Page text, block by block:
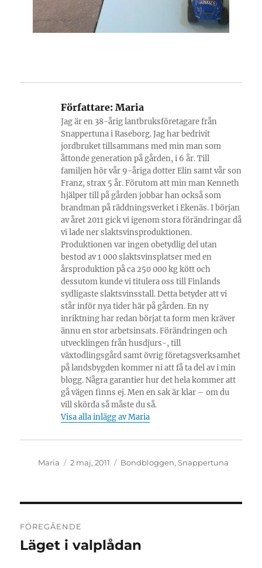
Författare: Maria
Jag är en 38-årig lantbruksföretagare från
Snappertuna i Raseborg. Jag har bedrivit
jordbruket tillsammans med min man som
åttonde generation på gården, i 6 år. Till
familjen hör vår 9-åriga dotter Elin samt vår son
Franz, strax 5 år. Förutom att min man Kenneth
hjälper till på gården jobbar han också som
brandman på räddningsverket i Ekenäs. I början
av året 2011 gick vi igenom stora förändringar då
vi lade ner slaktsvinsproduktionen.
Produktionen var ingen obetydlig del utan
bestod av 1 000 slaktsvinsplatser med en
årsproduktion på ca 250 000 kg kött och
dessutom kunde vi titulera oss till Finlands
sydligaste slaktsvinsstall. Detta betyder att vi
står inför nya tider här på gården. En ny
inriktning har redan börjat ta form men kräver
ännu en stor arbetsinsats. Förändringen och
utvecklingen från husdjurs-, till
växtodlingsgård samt övrig företagsverksamhet
på landsbygden kommer ni att få ta del av i min
blogg. Några garantier hur det hela kommer att
gå vägen finns ej. Men en sak är klar – om du
vill skörda så måste du så.
Visa alla inlägg av Maria
Författare
Maria
Publicerat
2 maj, 2011 Kategorier
Bondbloggen,Snappertuna
FÖREGÅENDE
Föregående
Läget i valplådan